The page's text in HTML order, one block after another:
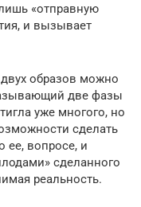
«отправную
и вызывает
образов можно
две фазы
уже многого, но
сделать
вопросе, и
сделанного
реальность.